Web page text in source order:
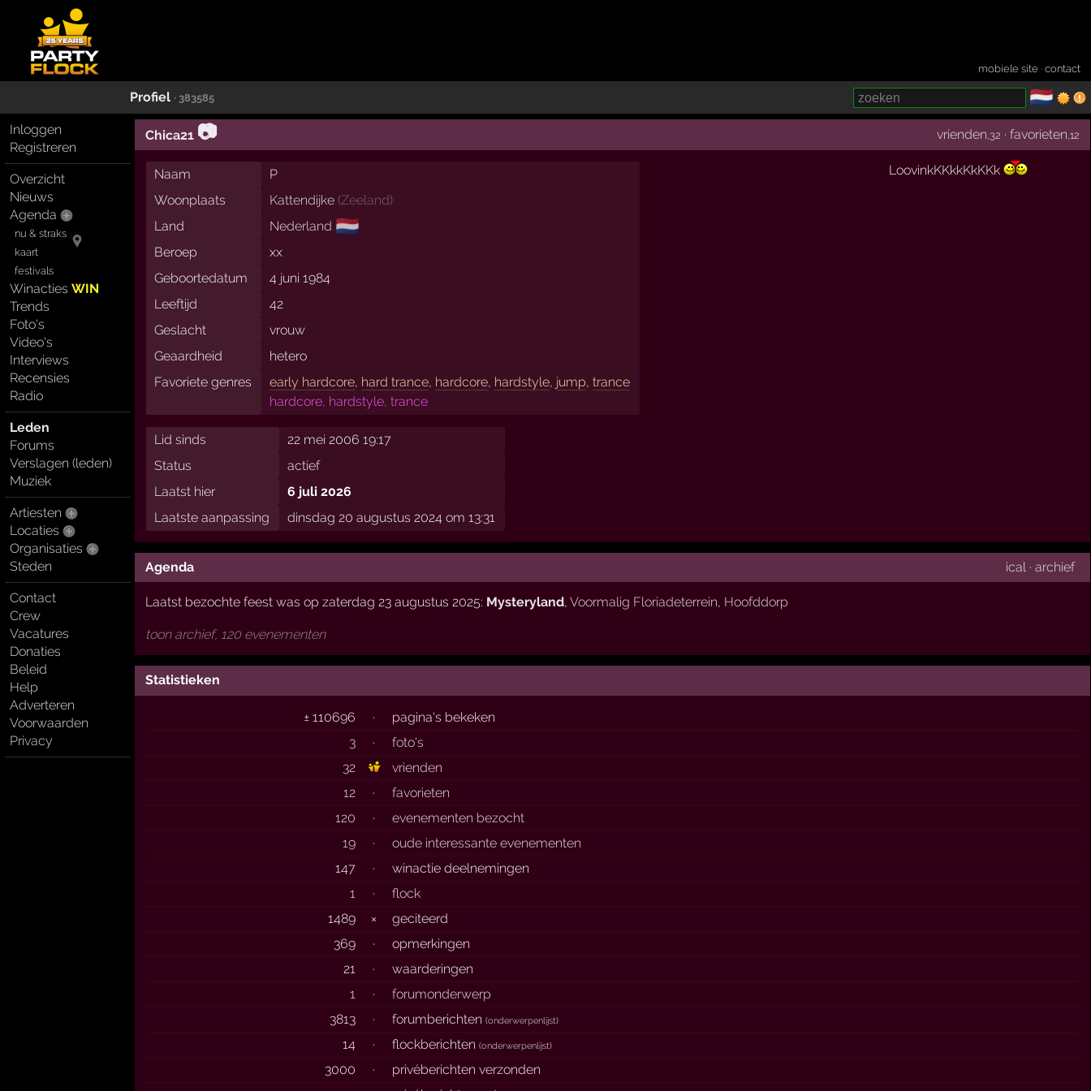
mobiele site ·contact
Profiel · 383585 🇳🇱
Inloggen
Registreren
Overzicht
Nieuws
Agenda
nu & straks
kaart
festivals
WinactiesWIN
Trends
Foto's
Video's
Interviews
Recensies
Radio
Leden
Forums
Verslagen (leden)
Muziek
Artiesten
Locaties
Organisaties
Steden
Contact
Crew
Vacatures
Donaties
Beleid
Help
Adverteren
Voorwaarden
Privacy
Chica21 📷 vrienden ,32 ·favorieten ,12
LoovinkKKkkKkKKk
Naam
P
Woonplaats
Kattendijke (Zeeland)
Land
Nederland 🇳🇱
Beroep
xx
Geboortedatum
4 juni 1984
Leeftijd
42
Geslacht
vrouw
Geaardheid
hetero
Favoriete genres
early hardcore, hard trance, hardcore, hardstyle, jump,trance
hardcore, hardstyle, trance
Lid sinds
22 mei 2006 19:17
Status
actief
Laatst hier
6 juli 2026
Laatste aanpassing
dinsdag 20 augustus 2024 om 13:31
Agenda ical· archief
Laatst bezochte feest was op zaterdag 23 augustus 2025: Mysteryland, Voormalig Floriadeterrein, Hoofddorp
toon archief, 120 evenementen
Statistieken
± 110696 ·
pagina's bekeken
3
·
foto's
32
vrienden
12
·
favorieten
120
·
evenementen bezocht
19
·
oude interessante evenementen
147
·
winactie deelnemingen
1
·
flock
1489
×
geciteerd
369
·
opmerkingen
21
·
waarderingen
1
·
forumonderwerp
3813
· forumberichten(onderwerpenlijst)
14 · flockberichten(onderwerpenlijst)
3000 ·
privéberichten verzonden